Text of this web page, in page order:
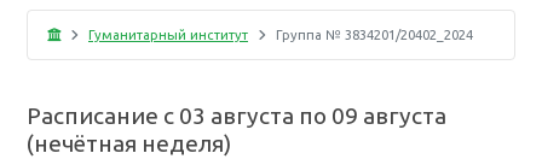
Гуманитарный институт Группа № 3834201/20402_2024
Расписание с 03 августа по 09 августа
(нечётная неделя)